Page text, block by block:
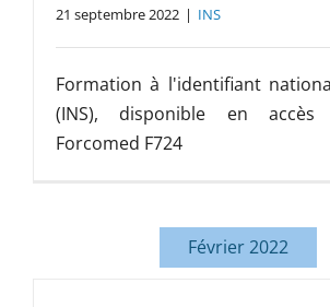
21 septembre 2022 | INS
Formation à l'identifiant
(INS), disponible en
Forcomed F724
Février 2022